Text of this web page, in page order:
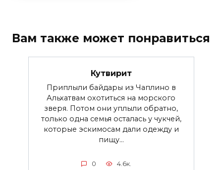
Вам также может понравиться
Кутвирит
Приплыли байдары из Чаплино в
Альхатвам охотиться на морского
зверя. Потом они уплыли обратно,
только одна семья осталась у чукчей,
которые эскимосам дали одежду и
пищу...
0 4.6к.